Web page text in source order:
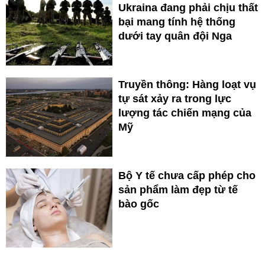
Ukraina đang phải chịu thất
bại mang tính hệ thống
dưới tay quân đội Nga
Truyền thông: Hàng loạt vụ
tự sát xảy ra trong lực
lượng tác chiến mạng của
Mỹ
Bộ Y tế chưa cấp phép cho
sản phẩm làm đẹp từ tế
bào gốc